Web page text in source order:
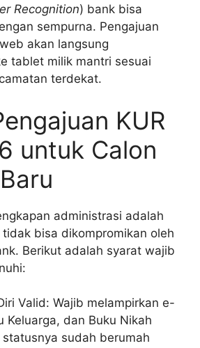
Recognition) bank bisa
sempurna. Pengajuan
akan langsung
tablet milik mantri sesuai
terdekat.
KUR
untuk Calon
administrasi adalah
bisa dikompromikan oleh
Berikut adalah syarat wajib
Valid: Wajib melampirkan e-
Keluarga, dan Buku Nikah
sudah berumah